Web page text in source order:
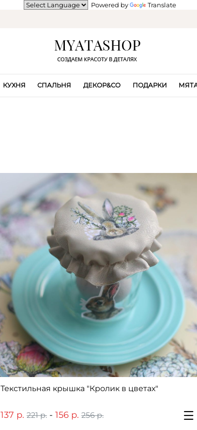
Powered by
Translate
КУХНЯ СПАЛЬНЯ ДЕКОР&CO ПОДАРКИ
Текстильная крышка "Кролик в цветах"
137 р. 221 р. -156 р. 256 р.